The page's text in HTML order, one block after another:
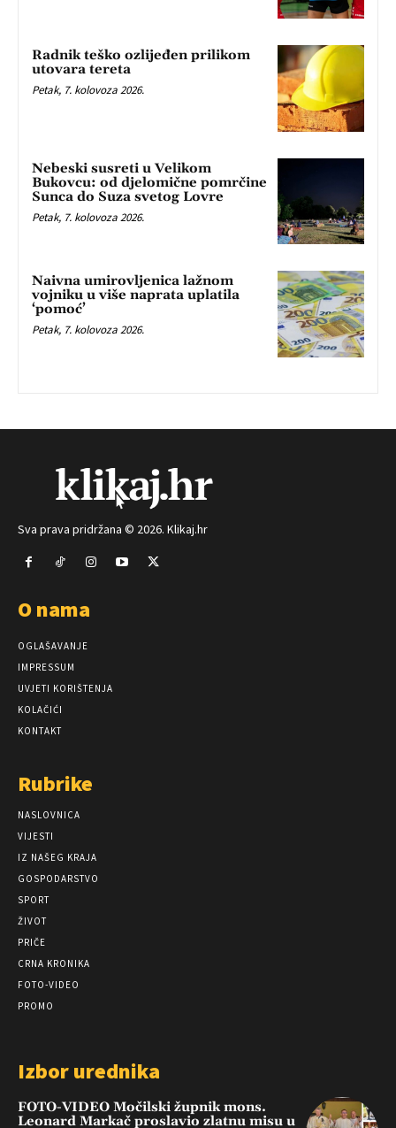
Radnik teško ozlijeđen prilikom
utovara tereta
Petak, 7. kolovoza 2026.
Nebeski susreti u Velikom
Bukovcu: od djelomične pomrčine
Sunca do Suza svetog Lovre
Petak, 7. kolovoza 2026.
Naivna umirovljenica lažnom
vojniku u više naprata uplatila
‘pomoć’
Petak, 7. kolovoza 2026.
Sva prava pridržana © 2026. Klikaj.hr
O nama
OGLAŠAVANJE
IMPRESSUM
UVJETI KORIŠTENJA
KOLAČIĆI
KONTAKT
Rubrike
NASLOVNICA
VIJESTI
IZ NAŠEG KRAJA
GOSPODARSTVO
SPORT
ŽIVOT
PRIČE
CRNA KRONIKA
FOTO-VIDEO
PROMO
Izbor urednika
FOTO-VIDEO Močilski župnik mons.
Leonard Markač proslavio zlatnu misu u